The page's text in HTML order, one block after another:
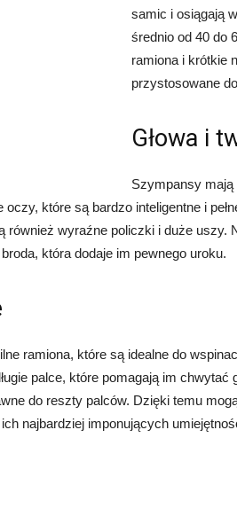
samic i osiągają
średnio od 40 do
ramiona i krótkie
przystosowane
Głowa i
Szympansy
które są bardzo inteligentne i
wyraźne policzki i duże uszy.
która dodaje im pewnego uroku.
ramiona, które są idealne do
palce, które pomagają im chwytać
do reszty palców. Dzięki temu
najbardziej imponujących